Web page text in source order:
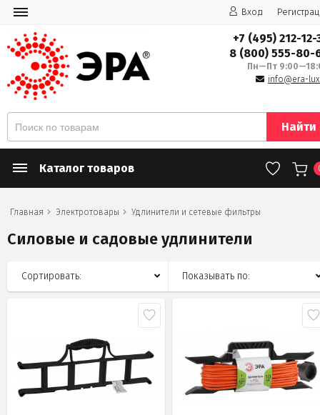
Вход
+7 (495) 212-12-
8 (800) 555-80-
Пн—Пт
info@era-
Найти
Каталог товаров
Главная Электротовары Удлинители и сетевые фильтры
Силовые и садовые удлинители
Сортировать: Показывать по: